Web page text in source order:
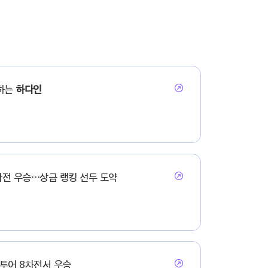
는 하다인
우승…상금 랭킹 선두 도약
어 8차전서 우승